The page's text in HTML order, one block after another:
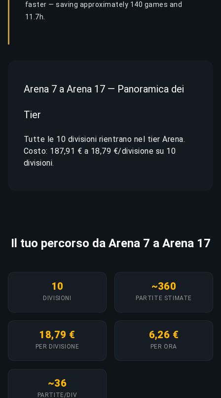
faster — saving approximately 140 games and
11.7h.
Arena 7 a Arena 17 — Panoramica dei
Tier
Tutte le 10 divisioni rientrano nel tier Arena.
Costo: 187,91 € a 18,79 €/divisione su 10
divisioni.
Il tuo percorso da Arena 7 a Arena 17
10
DIVISIONI
~360
PARTITE STIMATE
18,79 €
PER DIVISIONE
6,26 €
PER ORA
~36
PARTITE/DIV